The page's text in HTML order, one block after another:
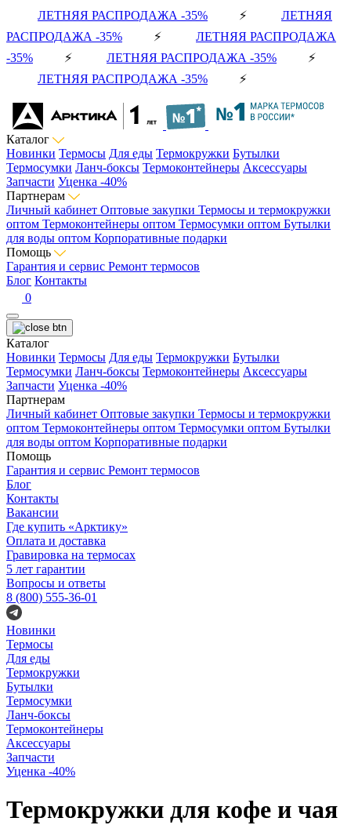
ЛЕТНЯЯ РАСПРОДАЖА -35% ⚡ ЛЕТНЯЯ
РАСПРОДАЖА -35% ⚡ ЛЕТНЯЯ РАСПРОДАЖА
-35% ⚡ ЛЕТНЯЯ РАСПРОДАЖА -35% ⚡
ЛЕТНЯЯ РАСПРОДАЖА -35% ⚡
Каталог
Новинки Термосы Для еды Термокружки Бутылки
Термосумки Ланч-боксы Термоконтейнеры Аксессуары
Запчасти Уценка -40%
Партнерам
Личный кабинет Оптовые закупки Термосы и термокружки
оптом Термоконтейнеры оптом Термосумки оптом Бутылки
для воды оптом Корпоративные подарки
Помощь
Гарантия и сервис Ремонт термосов
Блог Контакты
0
Каталог
Новинки Термосы Для еды Термокружки Бутылки
Термосумки Ланч-боксы Термоконтейнеры Аксессуары
Запчасти Уценка -40%
Партнерам
Личный кабинет Оптовые закупки Термосы и термокружки
оптом Термоконтейнеры оптом Термосумки оптом Бутылки
для воды оптом Корпоративные подарки
Помощь
Гарантия и сервис Ремонт термосов
Блог
Контакты
Вакансии
Где купить «Арктику»
Оплата и доставка
Гравировка на термосах
5 лет гарантии
Вопросы и ответы
8 (800) 555-36-01
Новинки
Термосы
Для еды
Термокружки
Бутылки
Термосумки
Ланч-боксы
Термоконтейнеры
Аксессуары
Запчасти
Уценка -40%
Термокружки для кофе и чая